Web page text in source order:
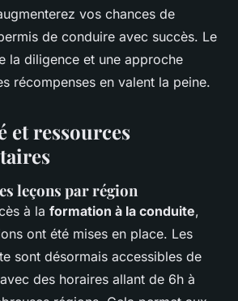
vos chances de
de conduire avec succès. Le
la diligence et une approche
récompenses en valent la peine.
et ressources
leçons par région
à la formation à la conduite,
ont été mises en place. Les
sont désormais accessibles de
des horaires allant de 6h à